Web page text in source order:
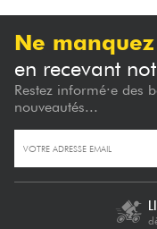
Ne
en recevant
Restez informé·e des
nouveautés...